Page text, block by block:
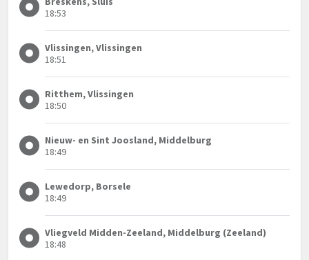
18:53
Vlissingen, Vlissingen
18:51
Ritthem, Vlissingen
18:50
Nieuw- en Sint Joosland, Middelburg
18:49
Lewedorp, Borsele
18:49
Vliegveld Midden-Zeeland, Middelburg (Zeeland)
18:48